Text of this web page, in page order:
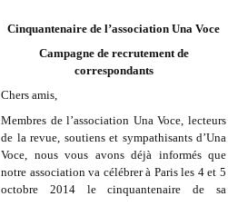
Cinquantenaire de l’association Una Voce
Campagne de recrutement de
correspondants
Chers amis,
Membres de l’association Una Voce, lecteurs
de la revue, soutiens et sympathisants d’Una
Voce, nous vous avons déjà informés que
notre association va célébrer à Paris les 4 et 5
octobre 2014 le cinquantenaire de sa